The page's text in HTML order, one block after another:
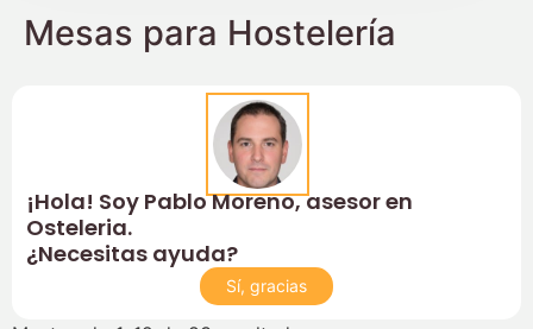
Mesas para Hostelería
¡Hola! Soy Pablo Moreno, asesor en
Osteleria.
¿Necesitas ayuda?
Sí, gracias